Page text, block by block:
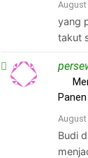
August
yang
takut
August
Budi